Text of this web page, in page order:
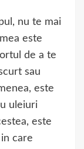
nu te mai
este
de a te
sau
este
uleiuri
este
care